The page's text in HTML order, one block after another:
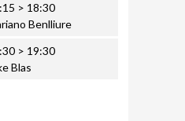
> 18:30
Benlliure
> 19:30
Blas